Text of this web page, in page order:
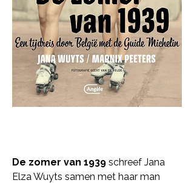
De zomer van 1939 schreef Jana
Elza Wuyts samen met haar man